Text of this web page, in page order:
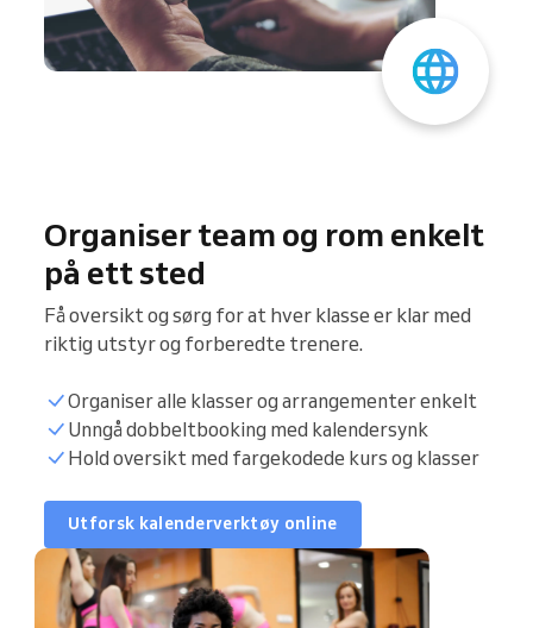
Synkroniser kalender
Kundeliste
Bookingtimer
Organiser team og rom enkelt
på ett sted
Få oversikt og sørg for at hver klasse er klar med
riktig utstyr og forberedte trenere.
Organiser alle klasser og arrangementer enkelt
Unngå dobbeltbooking med kalendersynk
Hold oversikt med fargekodede kurs og klasser
Utforsk kalenderverktøy online